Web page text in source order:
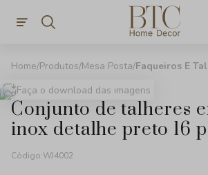
Produtos Mesa Posta Faqueiros E
Faça o download das imagens
conjunto de talheres em aco
inox detalhe preto 16
Código:WJ4002